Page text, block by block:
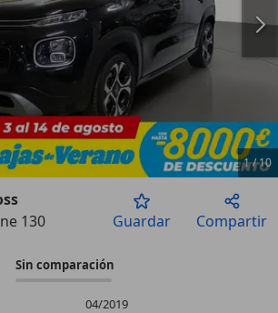
1/10
130
Guardar Compartir
Sin comparación
04/2019